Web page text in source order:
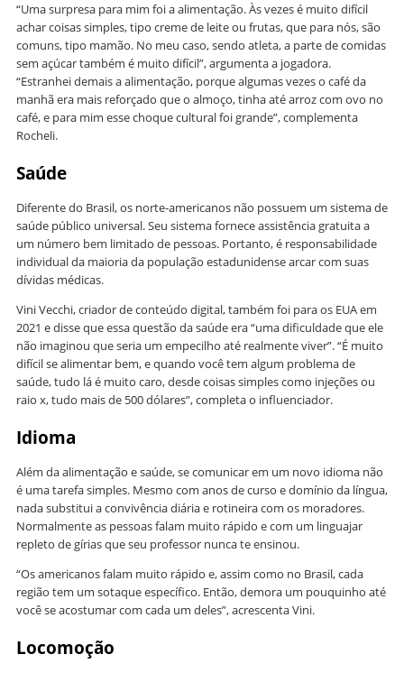
“Uma surpresa para mim foi a alimentação. Às vezes é muito difícil
achar coisas simples, tipo creme de leite ou frutas, que para nós, são
comuns, tipo mamão. No meu caso, sendo atleta, a parte de comidas
sem açúcar também é muito difícil”, argumenta a jogadora.
“Estranhei demais a alimentação, porque algumas vezes o café da
manhã era mais reforçado que o almoço, tinha até arroz com ovo no
café, e para mim esse choque cultural foi grande”, complementa
Rocheli.
Saúde
Diferente do Brasil, os norte-americanos não possuem um sistema de
saúde público universal. Seu sistema fornece assistência gratuita a
um número bem limitado de pessoas. Portanto, é responsabilidade
individual da maioria da população estadunidense arcar com suas
dívidas médicas.
Vini Vecchi, criador de conteúdo digital, também foi para os EUA em
2021 e disse que essa questão da saúde era “uma dificuldade que ele
não imaginou que seria um empecilho até realmente viver”. “É muito
difícil se alimentar bem, e quando você tem algum problema de
saúde, tudo lá é muito caro, desde coisas simples como injeções ou
raio x, tudo mais de 500 dólares”, completa o influenciador.
Idioma
Além da alimentação e saúde, se comunicar em um novo idioma não
é uma tarefa simples. Mesmo com anos de curso e domínio da língua,
nada substitui a convivência diária e rotineira com os moradores.
Normalmente as pessoas falam muito rápido e com um linguajar
repleto de gírias que seu professor nunca te ensinou.
“Os americanos falam muito rápido e, assim como no Brasil, cada
região tem um sotaque específico. Então, demora um pouquinho até
você se acostumar com cada um deles”, acrescenta Vini.
Locomoção